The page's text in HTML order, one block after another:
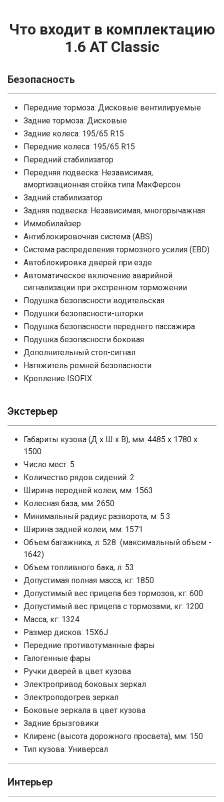
Что входит в комплектацию
1.6 AT Classic
Безопасность
Передние тормоза: Дисковые вентилируемые
Задние тормоза: Дисковые
Задние колеса: 195/65 R15
Передние колеса: 195/65 R15
Передний стабилизатор
Передняя подвеска: Независимая,
амортизационная стойка типа МакФерсон
Задний стабилизатор
Задняя подвеска: Независимая, многорычажная
Иммобилайзер
Антиблокировочная система (ABS)
Система распределения тормозного усилия (EBD)
Автоблокировка дверей при езде
Автоматическое включение аварийной
сигнализации при экстренном торможении
Подушка безопасности водительская
Подушки безопасности-шторки
Подушка безопасности переднего пассажира
Подушка безопасности боковая
Дополнительный стоп-сигнал
Натяжитель ремней безопасности
Крепление ISOFIX
Экстерьер
Габариты кузова (Д x Ш x В), мм: 4485 x 1780 x
1500
Число мест: 5
Количество рядов сидений: 2
Ширина передней колеи, мм: 1563
Колесная база, мм: 2650
Минимальный радиус разворота, м: 5.3
Ширина задней колеи, мм: 1571
Объем багажника, л: 528 (максимальный объем -
1642)
Объем топливного бака, л: 53
Допустимая полная масса, кг: 1850
Допустимый вес прицепа без тормозов, кг: 600
Допустимый вес прицепа с тормозами, кг: 1200
Масса, кг: 1324
Размер дисков: 15X6J
Передние противотуманные фары
Галогенные фары
Ручки дверей в цвет кузова
Электропривод боковых зеркал
Электроподогрев зеркал
Боковые зеркала в цвет кузова
Задние брызговики
Клиренс (высота дорожного просвета), мм: 150
Тип кузова: Универсал
Интерьер